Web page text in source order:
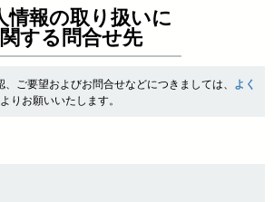
情報の取り扱いに
関する問合せ先
ご要望およびお問合せなどにつきましては、 よく
りお願いいたします。